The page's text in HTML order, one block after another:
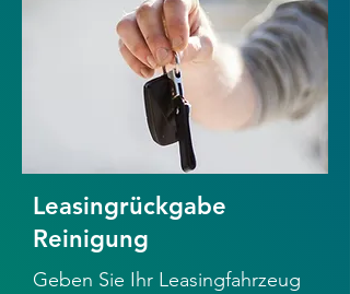
Leasingrückgabe
Reinigung
Geben Sie Ihr Leasingfahrzeug